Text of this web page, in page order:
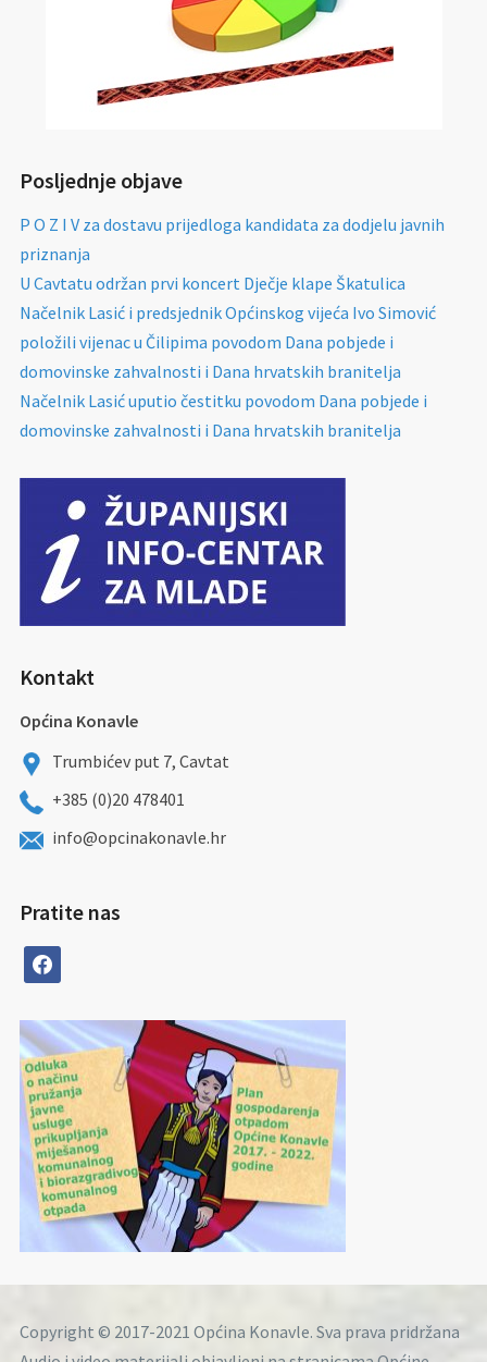
Posljednje objave
P O Z I V za dostavu prijedloga kandidata za dodjelu javnih
priznanja
U Cavtatu održan prvi koncert Dječje klape Škatulica
Načelnik Lasić i predsjednik Općinskog vijeća Ivo Simović
položili vijenac u Čilipima povodom Dana pobjede i
domovinske zahvalnosti i Dana hrvatskih branitelja
Načelnik Lasić uputio čestitku povodom Dana pobjede i
domovinske zahvalnosti i Dana hrvatskih branitelja
Kontakt
Općina Konavle
Trumbićev put 7, Cavtat
+385 (0)20 478401
info@opcinakonavle.hr
Pratite nas
facebook
Copyright © 2017-2021 Općina Konavle. Sva prava pridržana